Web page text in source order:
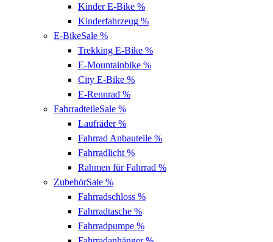
Kinder E-Bike %
Kinderfahrzeug %
E-BikeSale %
Trekking E-Bike %
E-Mountainbike %
City E-Bike %
E-Rennrad %
FahrradteileSale %
Laufräder%
Fahrrad Anbauteile %
Fahrradlicht %
Rahmen für Fahrrad %
ZubehörSale %
Fahrradschloss %
Fahrradtasche %
Fahrradpumpe %